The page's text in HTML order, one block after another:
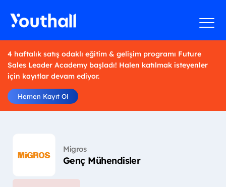
4 haftalık satış odaklı eğitim & gelişim programı Future
Sales Leader Academy başladı! Halen katılmak isteyenler
için kayıtlar devam ediyor.
Hemen Kayıt Ol
Migros
Genç Mühendisler